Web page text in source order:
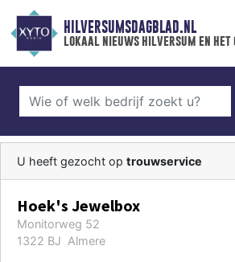
HILVERSUMSDAGBLAD.NL
lokaal nieuws hilversum en het
U heeft gezocht op trouwservice
Hoek's Jewelbox
Monitorweg 52
1322 BJ Almere